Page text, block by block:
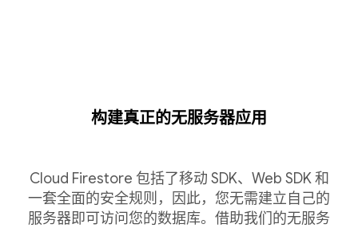
构建真正的无服务器应用
Cloud Firestore 包括了移动 SDK、Web SDK 和
一套全面的安全规则，因此，您无需建立自己的
服务器即可访问您的数据库。借助我们的无服务